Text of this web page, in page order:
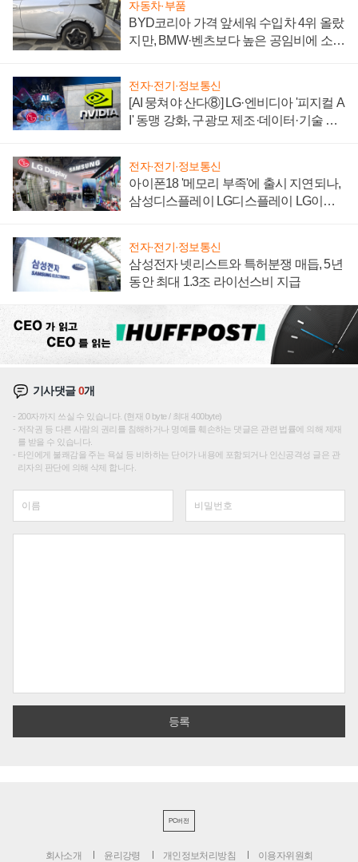
자동차·부품
BYD코리아 가격 앞세워 수입차 4위 올랐
지만, BMW·벤츠보다 높은 공임비에 소비
전자·전기·정보통신
[AI 뭉쳐야 산다⑧] LG·엔비디아 '피지컬 A
I' 동맹 강화, 구광모 제조·데이터·기술 결
전자·전기·정보통신
아이폰18 '메모리 부족'에 출시 지연되나,
삼성디스플레이 LG디스플레이 LG이노
전자·전기·정보통신
삼성전자 넷리스트와 특허분쟁 매듭, 5년
동안 최대 1.3조 라이선스비 지급
기사댓글0개
200자까지 쓰실 수 있습니다. (현재 0 byte / 최대 400byte)
저작권 등 다른 사람의 권리를 침해하거나 명예를 훼손하는 댓글은 관련 법률에 의해 제재
를 받을 수 있습니다.
타인에게 불쾌감을 주는 욕설 등 비하하는 단어가 내용에 포함되거나 인신공격성 글은 관
리자의 판단에 의해 삭제 합니다.
PC버전
회사소개 윤리강령 개인정보처리방침 이용자위원회